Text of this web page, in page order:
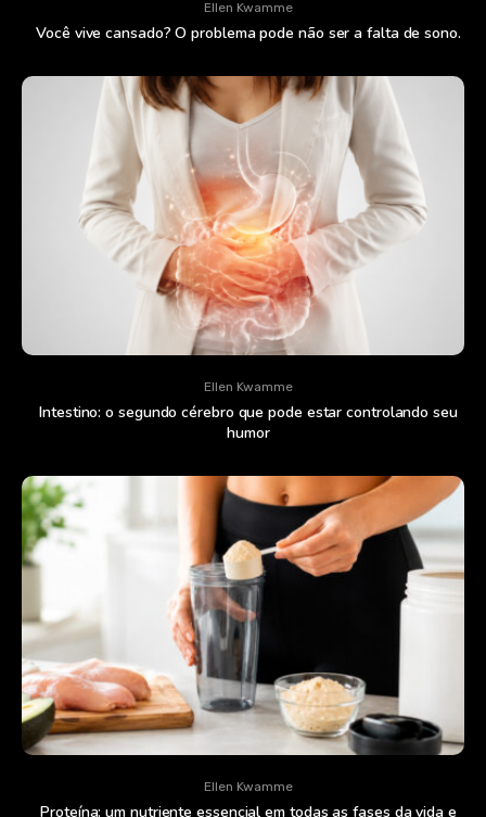
Ellen Kwamme
Você vive cansado? O problema pode não ser a falta de sono.
Ellen Kwamme
Intestino: o segundo cérebro que pode estar controlando seu
humor
Ellen Kwamme
Proteína: um nutriente essencial em todas as fases da vida e